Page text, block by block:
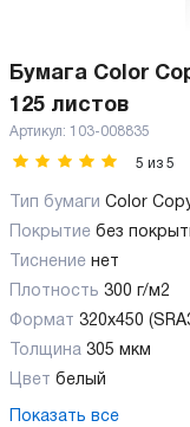
Бумага Color
125 листов
Артикул: 103-008835
5 из 5
Тип бумаги Color
Покрытие без
Тиснение нет
Плотность 300 г/м2
Формат 320x450
Толщина 305 мкм
Цвет белый
Показать все